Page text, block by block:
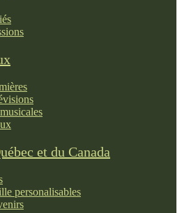
et du Canada
personalisables